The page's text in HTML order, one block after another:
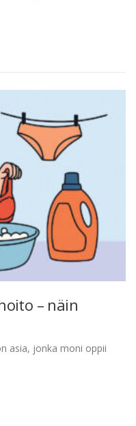
– näin
asia, jonka moni oppii